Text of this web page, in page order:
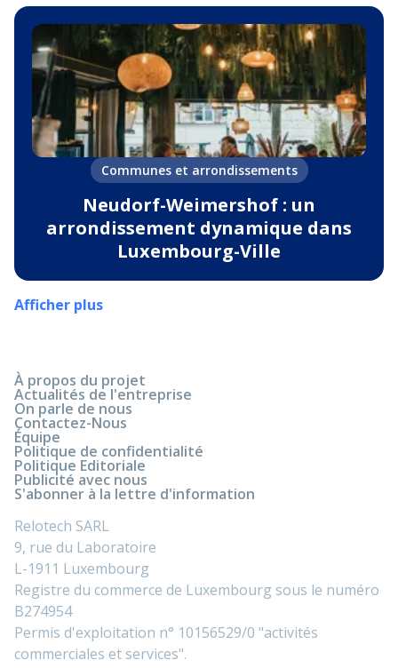
Communes et arrondissements
Neudorf-Weimershof : un
arrondissement dynamique dans
Luxembourg-Ville
Afficher plus
À propos du projet
Actualités de l'entreprise
On parle de nous
Contactez-Nous
Équipe
Politique de confidentialité
Politique Editoriale
Publicité avec nous
S'abonner à la lettre d'information
Relotech SARL
9, rue du Laboratoire
L-1911 Luxembourg
Registre du commerce de Luxembourg sous le numéro
B274954
Permis d'exploitation n° 10156529/0 "activités
commerciales et services".